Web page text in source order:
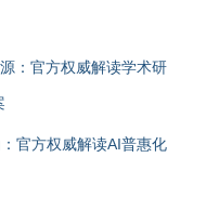
：官方权威解读学术研
官方权威解读AI普惠化